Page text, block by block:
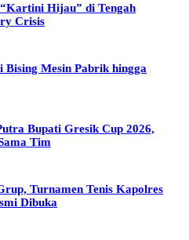
Hijau” di Tengah
Crisis
Bising Mesin Pabrik hingga
Bupati Gresik Cup 2026,
Tim
Turnamen Tenis Kapolres
Dibuka